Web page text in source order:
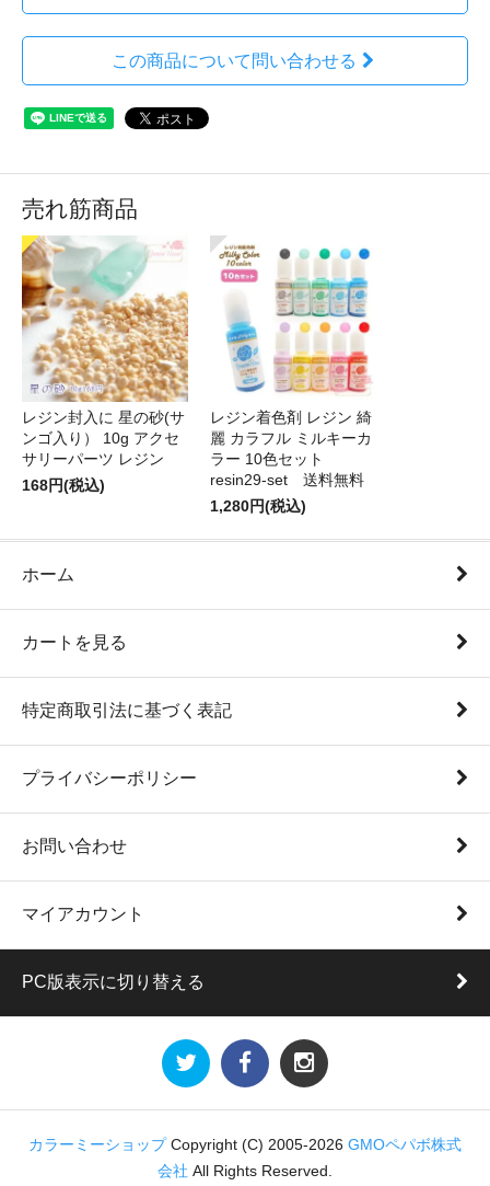
この商品について問い合わせる
売れ筋商品
レジン封入に 星の砂(サ
ンゴ入り） 10g アクセ
サリーパーツ レジン
168円(税込)
レジン着色剤 レジン 綺
麗 カラフル ミルキーカ
ラー 10色セット
resin29-set 送料無料
1,280円(税込)
ホーム
カートを見る
特定商取引法に基づく表記
プライバシーポリシー
お問い合わせ
マイアカウント
PC版表示に切り替える
カラーミーショップ Copyright (C) 2005-2026 GMOペパボ株式
会社 All Rights Reserved.